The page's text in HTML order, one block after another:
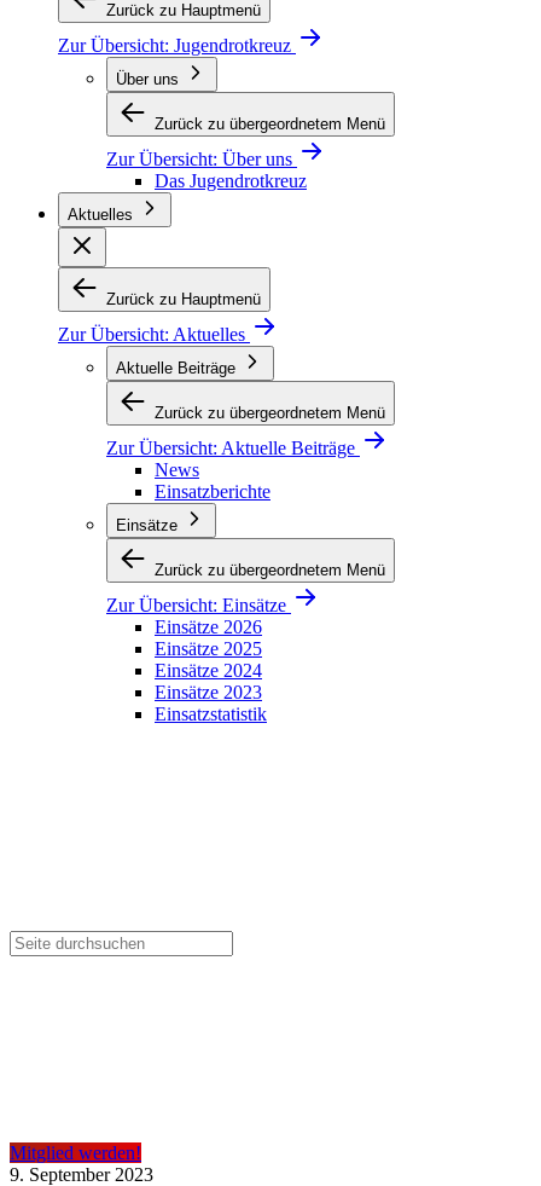
Zurück zu Hauptmenü
Zur Übersicht: Jugendrotkreuz
Über uns
Zurück zu übergeordnetem Menü
Zur Übersicht: Über uns
Das Jugendrotkreuz
Aktuelles
Zurück zu Hauptmenü
Zur Übersicht: Aktuelles
Aktuelle Beiträge
Zurück zu übergeordnetem Menü
Zur Übersicht: Aktuelle Beiträge
News
Einsatzberichte
Einsätze
Zurück zu übergeordnetem Menü
Zur Übersicht: Einsätze
Einsätze 2026
Einsätze 2025
Einsätze 2024
Einsätze 2023
Einsatzstatistik
Mitglied werden!
9. September 2023